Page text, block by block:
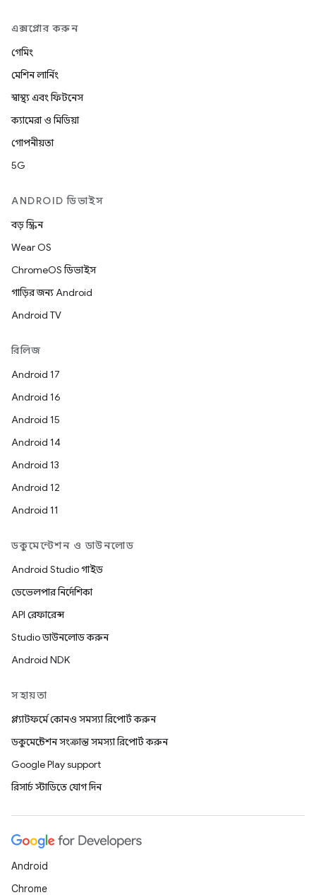
এক্সপ্লোর করুন
গেমিং
মেশিন লার্নিং
স্বাস্থ্য এবং ফিটনেস
ক্যামেরা ও মিডিয়া
গোপনীয়তা
5G
ANDROID ডিভাইস
বড় স্ক্রিন
Wear OS
ChromeOS ডিভাইস
গাড়ির জন্য Android
Android TV
রিলিজ
Android 17
Android 16
Android 15
Android 14
Android 13
Android 12
Android 11
ডকুমেন্টেশন ও ডাউনলোড
Android Studio গাইড
ডেভেলপার নির্দেশিকা
API রেফারেন্স
Studio ডাউনলোড করুন
Android NDK
সহায়তা
প্ল্যাটফর্মে কোনও সমস্যা রিপোর্ট করুন
ডকুমেন্টেশন সংক্রান্ত সমস্যা রিপোর্ট করুন
Google Play support
রিসার্চ স্টাডিতে যোগ দিন
Android
Chrome